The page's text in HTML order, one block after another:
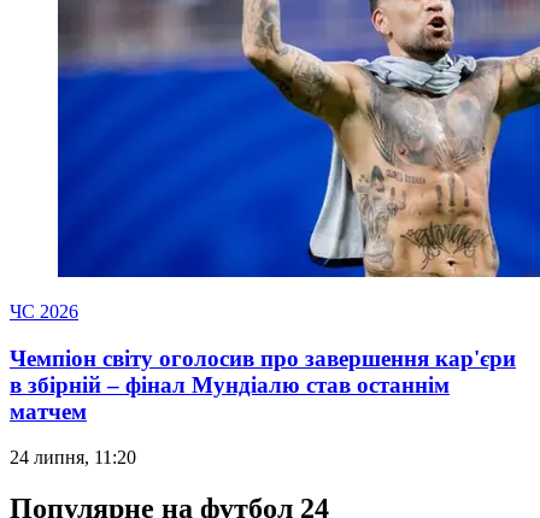
ЧС 2026
Чемпіон світу оголосив про завершення кар'єри
в збірній – фінал Мундіалю став останнім
матчем
24 липня, 11:20
Популярне на футбол 24